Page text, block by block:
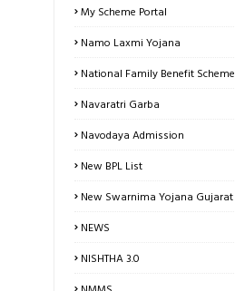
My Scheme Portal
Namo Laxmi Yojana
National Family Benefit Scheme
Navaratri Garba
Navodaya Admission
New BPL List
New Swarnima Yojana Gujarat
NEWS
NISHTHA 3.0